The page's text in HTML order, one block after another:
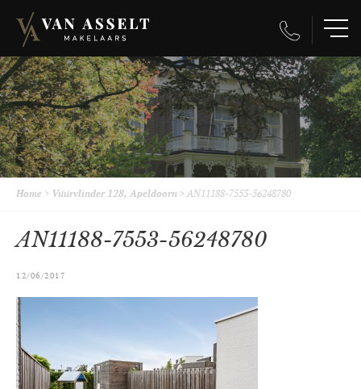
Home > Vuurvlinder 128, Apeldoorn >AN11188-7553-56248780
AN11188-7553-56248780
12/06/2017